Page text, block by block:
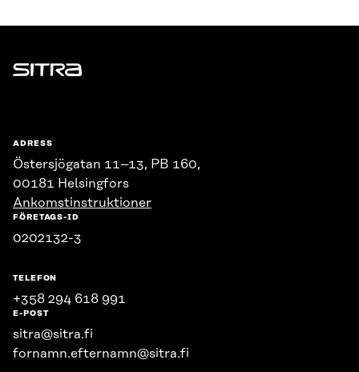
Sitra
ADRESS
Östersjögatan 11–13, PB 160,
00181 Helsingfors
Ankomstinstruktioner
FÖRETAGS-ID
0202132-3
TELEFON
+358 294 618 991
E-POST
sitra@sitra.fi
fornamn.efternamn@sitra.fi